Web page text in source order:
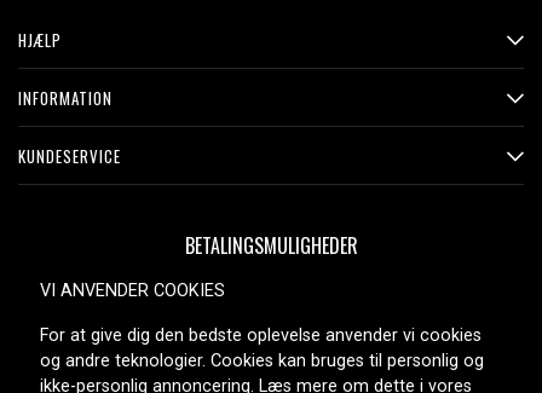
HJÆLP
INFORMATION
KUNDESERVICE
BETALINGSMULIGHEDER
LEVERINGSMULIGHEDER
VI ANVENDER COOKIES
For at give dig den bedste oplevelse anvender vi cookies
og andre teknologier. Cookies kan bruges til personlig og
ikke-personlig annoncering. Læs mere om dette i vores